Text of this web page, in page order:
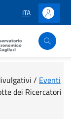
LINGUA
ITA Accedi
/ Eventi
dei Ricercatori